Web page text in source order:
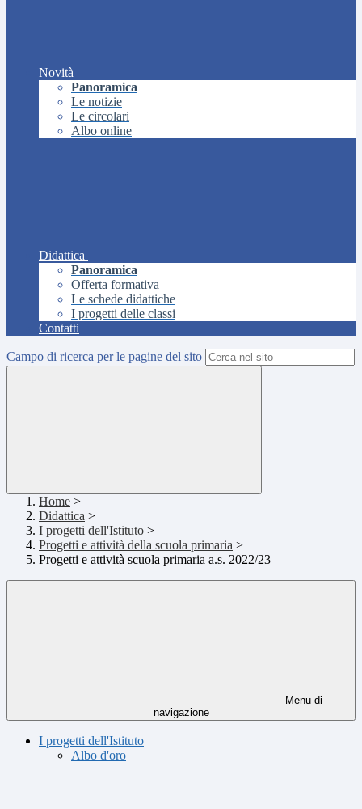
Novità
Panoramica
Le notizie
Le circolari
Albo online
Didattica
Panoramica
Offerta formativa
Le schede didattiche
I progetti delle classi
Contatti
Campo di ricerca per le pagine del sito
Home >
Didattica >
I progetti dell'Istituto >
Progetti e attività della scuola primaria >
Progetti e attività scuola primaria a.s. 2022/23
Menu di
navigazione
I progetti dell'Istituto
Albo d'oro